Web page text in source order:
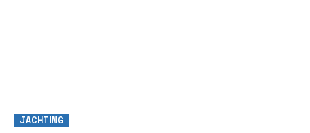
JACHTING